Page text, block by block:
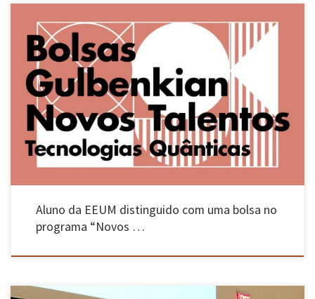
Michael Oliveira, aluno do 5ª ano do Mestrado Integrado em Engenharia Física (MIEFis), foi
distinguido com uma bolsa no programa “Novos Talentos em Tecnologias Quânticas” da
Fundação Calouste Gulbenkian (https://gulbenkian.pt/grant/novos-talentos-em-
tecnologias-quanticas/), num concurso reconhecidamente muito competitivo. O aluno
encontra-se, atualmente, a dar início a uma dissertação sobre “Quantum Bayesian
Networks”, sob […]
Aluno da EEUM distinguido com uma bolsa no
programa “Novos …